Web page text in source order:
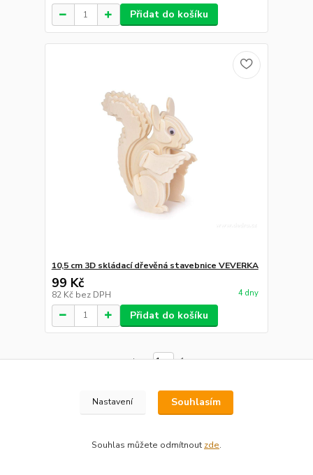
Přidat do košíku
10,5 cm 3D skládací dřevěná stavebnice VEVERKA
99 Kč
82 Kč bez DPH 4 dny
Přidat do košíku
strana z 1
Nastavení Souhlasím
Souhlas můžete odmítnout zde.